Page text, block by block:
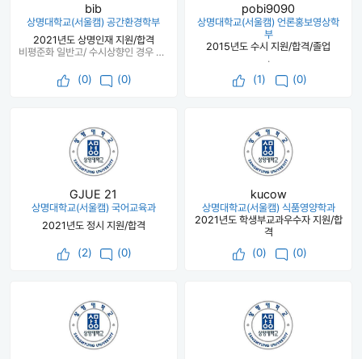
bib
상명대학교(서울캠) 공간환경학부
2021년도 상명인재 지원/합격
비평준화 일반고/ 수시상향인 경우 정시 점수 꼭 확보할 것, 3학년때 미리미리 자소서쓰기
(0) (0)
pobi9090
상명대학교(서울캠) 언론홍보영상학
부
2015년도 수시 지원/합격/졸업
.
(1) (0)
GJUE 21
상명대학교(서울캠) 국어교육과
2021년도 정시 지원/합격
(2) (0)
kucow
상명대학교(서울캠) 식품영양학과
2021년도 학생부교과우수자 지원/합
격
(0) (0)